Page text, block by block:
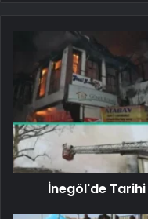
İnegöl'de Tarihi